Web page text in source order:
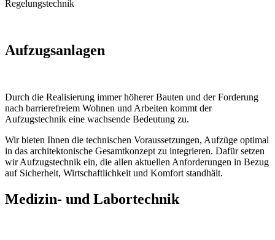
Regelungstechnik
Aufzugsanlagen
Durch die Realisierung immer höherer Bauten und der Forderung
nach barrierefreiem Wohnen und Arbeiten kommt der
Aufzugstechnik eine wachsende Bedeutung zu.
Wir bieten Ihnen die technischen Voraussetzungen, Aufzüge optimal
in das architektonische Gesamtkonzept zu integrieren. Dafür setzen
wir Aufzugstechnik ein, die allen aktuellen Anforderungen in Bezug
auf Sicherheit, Wirtschaftlichkeit und Komfort standhält.
Medizin- und Labortechnik